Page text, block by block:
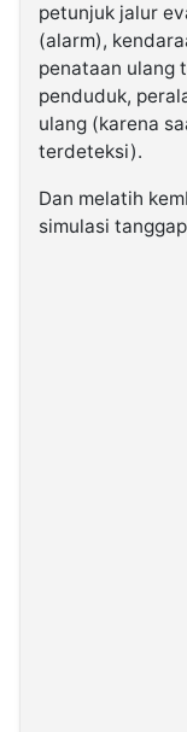
petunjuk jalur
(alarm),
penataan ulang
penduduk,
ulang (karena
terdeteksi).
Dan melatih
simulasi